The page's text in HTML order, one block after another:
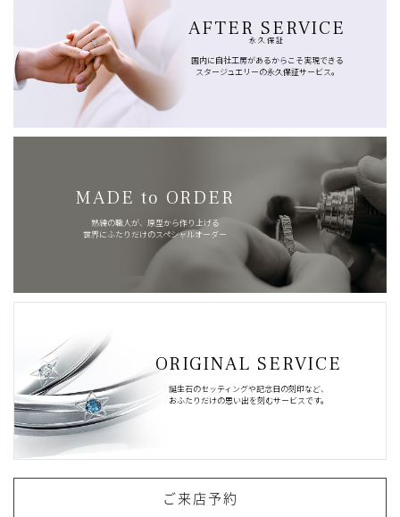
AFTER SERVICE
永久保証
国内に自社工房があるからこそ実現できる
スタージュエリーの永久保証サービス。
MADE to ORDER
熟練の職人が、原型から作り上げる
世界にふたりだけのスペシャルオーダー
ORIGINAL SERVICE
誕生石のセッティングや記念日の刻印など、
おふたりだけの思い出を刻むサービスです。
ご来店予約